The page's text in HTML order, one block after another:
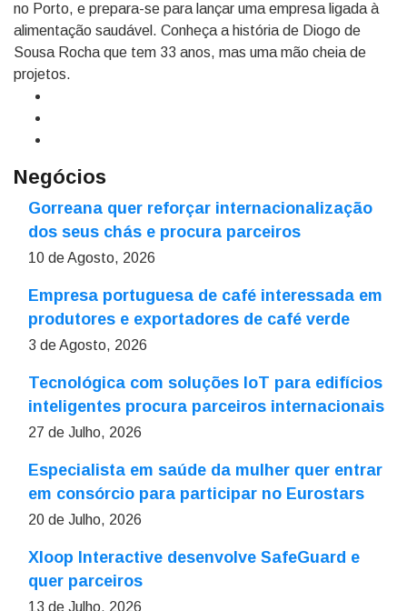
no Porto, e prepara-se para lançar uma empresa ligada à
alimentação saudável. Conheça a história de Diogo de
Sousa Rocha que tem 33 anos, mas uma mão cheia de
projetos.
Negócios
Gorreana quer reforçar internacionalização
dos seus chás e procura parceiros
10 de Agosto, 2026
Empresa portuguesa de café interessada em
produtores e exportadores de café verde
3 de Agosto, 2026
Tecnológica com soluções IoT para edifícios
inteligentes procura parceiros internacionais
27 de Julho, 2026
Especialista em saúde da mulher quer entrar
em consórcio para participar no Eurostars
20 de Julho, 2026
Xloop Interactive desenvolve SafeGuard e
quer parceiros
13 de Julho, 2026